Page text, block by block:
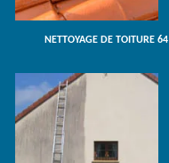
NETTOYAGE DE TOITURE 64